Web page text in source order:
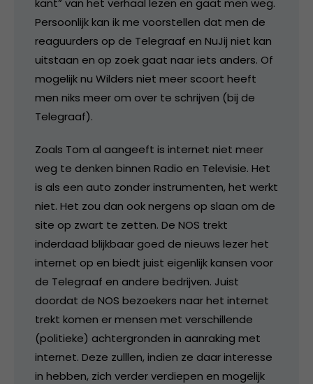
kant” van het verhaal lezen en gaat men weg.
Persoonlijk kan ik me voorstellen dat men de
reaguurders op de Telegraaf en NuJij niet kan
uitstaan en op zoek gaat naar iets anders. Of
mogelijk nu Wilders niet meer scoort heeft
men niks meer om over te schrijven (bij de
Telegraaf).
Zoals Tom al aangeeft is internet niet meer
weg te denken binnen Radio en Televisie. Het
is als een auto zonder instrumenten, het werkt
niet. Het zou dan ook nergens op slaan om de
site op zwart te zetten. De NOS trekt
inderdaad blijkbaar goed de nieuws lezer het
internet op en biedt juist eigenlijk kansen voor
de Telegraaf en andere bedrijven. Juist
doordat de NOS bezoekers naar het internet
trekt komen er mensen met verschillende
(politieke) achtergronden in aanraking met
internet. Deze zulllen, indien ze daar interesse
in hebben, zich verder verdiepen en mogelijk